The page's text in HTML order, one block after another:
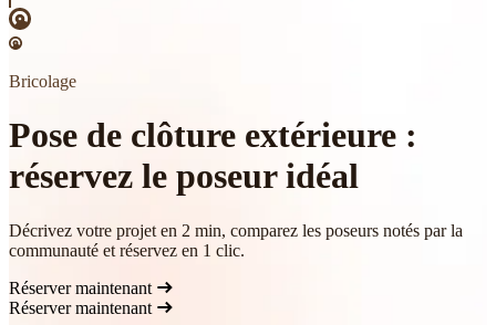
Bricolage
Pose de clôture extérieure :
réservez le poseur idéal
Décrivez votre projet en 2 min, comparez les poseurs notés par la
communauté et réservez en 1 clic.
Réserver maintenant
Réserver maintenant